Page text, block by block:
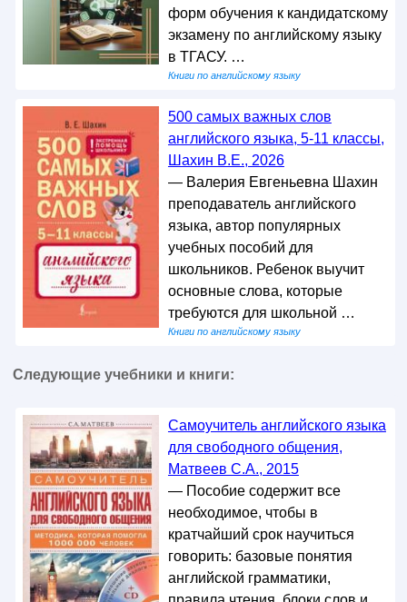
форм обучения к кандидатскому
экзамену по английскому языку
в ТГАСУ. …
Книги по английскому языку
500 самых важных слов
английского языка, 5-11 классы,
Шахин В.Е., 2026
— Валерия Евгеньевна Шахин
преподаватель английского
языка, автор популярных
учебных пособий для
школьников. Ребенок выучит
основные слова, которые
требуются для школьной …
Книги по английскому языку
Следующие учебники и книги:
Самоучитель английского языка
для свободного общения,
Матвеев С.А., 2015
— Пособие содержит все
необходимое, чтобы в
кратчайший срок научиться
говорить: базовые понятия
английской грамматики,